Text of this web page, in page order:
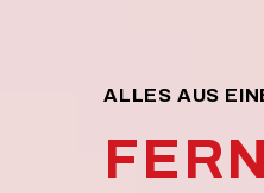
ALLES AUS